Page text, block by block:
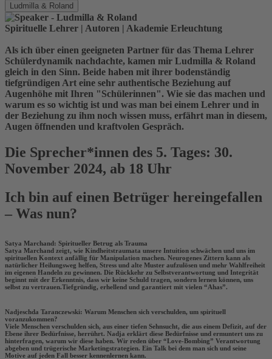
Ludmilla & Roland
Spirituelle Lehrer | Autoren | Akademie Erleuchtung
Als ich über einen geeigneten Partner für das Thema Lehrer
Schülerdynamik nachdachte, kamen mir Ludmilla & Roland
gleich in den Sinn. Beide haben mit ihrer bodenständig
tiefgründigen Art eine sehr authentische Beziehung auf
Augenhöhe mit Ihren "Schülerinnen". Wie sie das machen und
warum es so wichtig ist und was man bei einem Lehrer und in
der Beziehung zu ihm noch wissen muss, erfährt man in diesem,
Augen öffnenden und kraftvolen Gespräch.
Die Sprecher*innen des 5. Tages: 30.
November 2024, ab 18 Uhr
Ich bin auf einen Betrüger hereingefallen
– Was nun?
Satya Marchand: Spiritueller Betrug als Trauma
Satya Marchand zeigt, wie Kindheitstraumata unsere Intuition schwächen und uns im
spirituellen Kontext anfällig für Manipulation machen. Neurogenes Zittern kann als
natürlicher Heilungsweg helfen, Stress und alte Muster aufzulösen und mehr Wahlfreiheit
im eigenen Handeln zu gewinnen. Die Rückkehr zu Selbstverantwortung und Integrität
beginnt mit der Erkenntnis, dass wir keine Schuld tragen, sondern lernen können, uns
selbst zu vertrauen.Tiefgründig, erhellend und garantiert mit vielen “Ahas”.
Nadjeschda Taranczewski: Warum Menschen sich verschulden, um spirituell
voranzukommen?
Viele Menschen verschulden sich, aus einer tiefen Sehnsucht, die aus einem Defizit, auf der
Ebene ihrer Bedürfnisse, herrührt. Nadja erklärt diese Bedürfnisse und ermuntert uns zu
hinterfragen, warum wir diese haben. Wir reden über “Love-Bombing” Verantwortung
abgeben und trügerische Marketingstrategien. Ein Talk bei dem man sich und seine
Motive auf jeden Fall besser kennenlernen kann.